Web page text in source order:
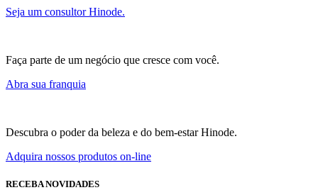
Seja um consultor Hinode.
Faça parte de um negócio que cresce com você.
Abra sua franquia
Descubra o poder da beleza e do bem-estar Hinode.
Adquira nossos produtos on-line
RECEBA NOVIDADES